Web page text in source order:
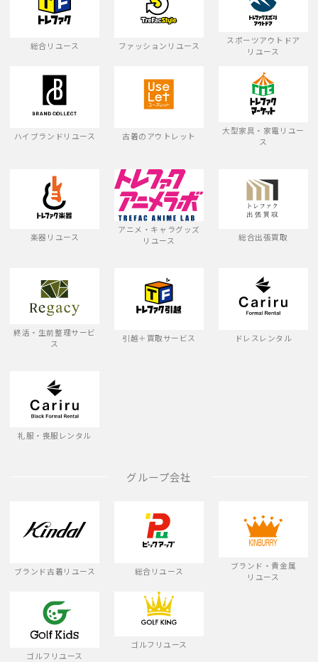
総合リユース ファッションリユース
スポーツアウトドア
リユース
ハイブランドリユース 古着のアウトレット
大型家具・家電リユー
ス
楽器リユース
アニメ・キャラグッズ
リユース
総合出張買取
終活・生前整理サービ
ス
引越＋買取サービス ドレスレンタル
礼服・喪服レンタル
グループ会社
ブランド古着リユース 総合リユース
ブランド・貴金属
リユース
ゴルフリユース
ゴルフリユース